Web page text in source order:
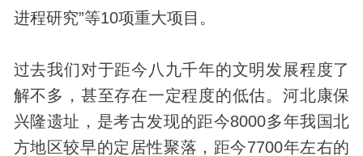
进程研究”等10项重大项目。
过去我们对于距今八九千年的文明发展程度了
解不多，甚至存在一定程度的低估。河北康保
兴隆遗址，是考古发现的距今8000多年我国北
方地区较早的定居性聚落，距今7700年左右的